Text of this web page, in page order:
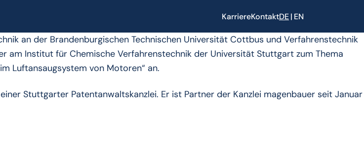
KarriereKontaktDE EN
an der Brandenburgischen Technischen Universität Cottbus und Verfahrenstechnik
am Institut für Chemische Verfahrenstechnik der Universität Stuttgart zum Thema
Luftansaugsystem von Motoren“ an.
Stuttgarter Patentanwaltskanzlei. Er ist Partner der Kanzlei magenbauer seit Januar